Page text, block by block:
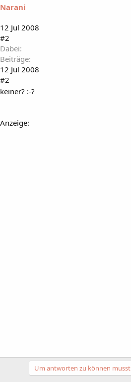
Narani
12 Jul 2008
#2
Dabei
Beiträge
12 Jul 2008
#2
keiner? :-?
Anzeige:
Um antworten zu können